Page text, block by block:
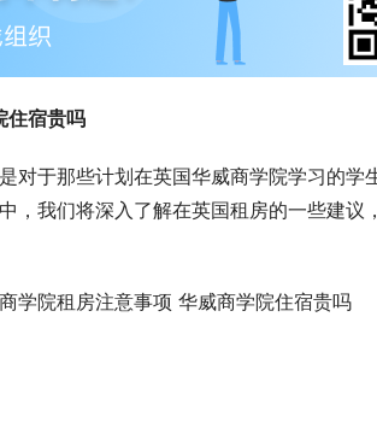
住宿贵吗
对于那些计划在英国华威商学院学习的学
，我们将深入了解在英国租房的一些建议